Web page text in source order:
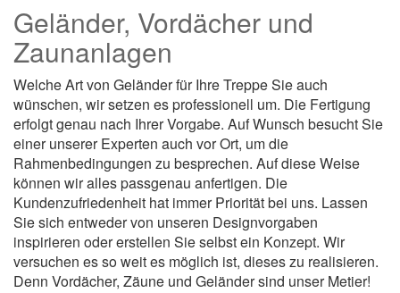
Geländer, Vordächer und
Zaunanlagen
Welche Art von Geländer für Ihre Treppe Sie auch
wünschen, wir setzen es professionell um. Die Fertigung
erfolgt genau nach Ihrer Vorgabe. Auf Wunsch besucht Sie
einer unserer Experten auch vor Ort, um die
Rahmenbedingungen zu besprechen. Auf diese Weise
können wir alles passgenau anfertigen. Die
Kundenzufriedenheit hat immer Priorität bei uns. Lassen
Sie sich entweder von unseren Designvorgaben
inspirieren oder erstellen Sie selbst ein Konzept. Wir
versuchen es so weit es möglich ist, dieses zu realisieren.
Denn Vordächer, Zäune und Geländer sind unser Metier!